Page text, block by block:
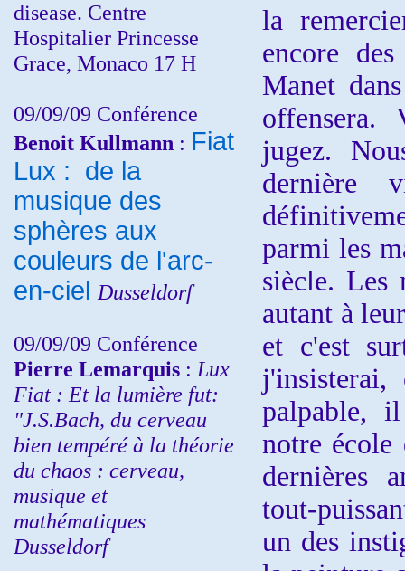
disease. Centre
Hospitalier Princesse
Grace, Monaco 17 H
09/09/09 Conférence
Benoit Kullmann : Fiat
Lux : de la
musique des
sphères aux
couleurs de l'arc-
en-ciel Dusseldorf
09/09/09 Conférence
Pierre Lemarquis : Lux
Fiat : Et la lumière fut:
"J.S.Bach, du cerveau
bien tempéré à la théorie
du chaos : cerveau,
musique et
mathématiques
Dusseldorf
la
encore
Manet
offensera.
jugez.
dernière
parmi les
siècle. Les
autant à
et c'est
palpable,
notre école
dernières
tout-
un des